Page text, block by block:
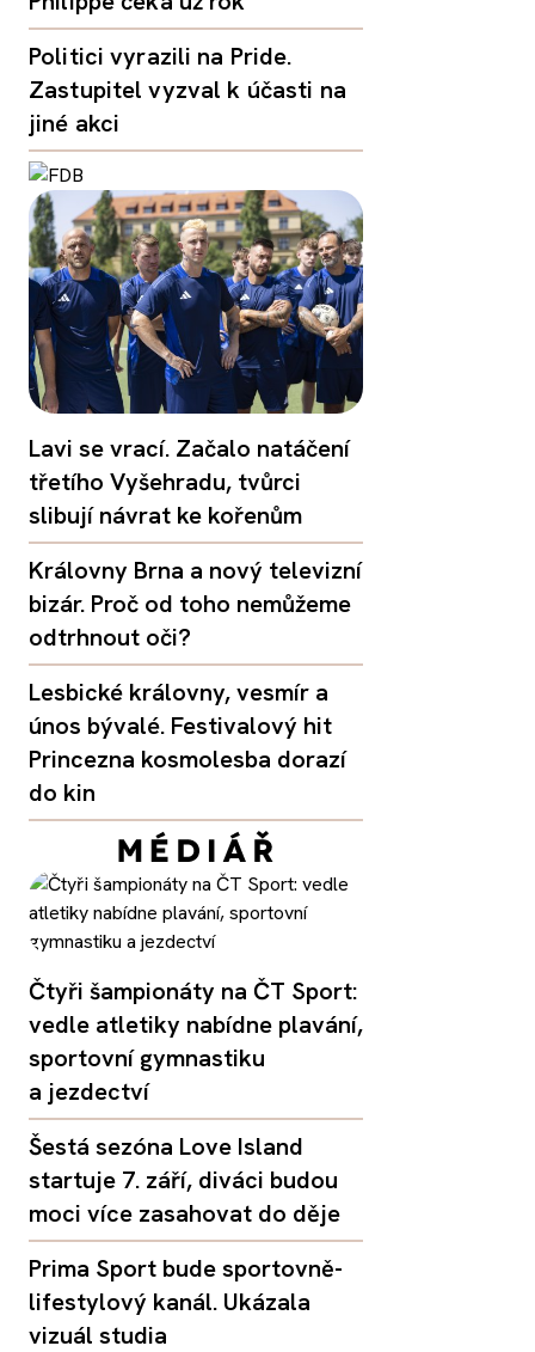
Politici vyrazili na Pride.
Zastupitel vyzval k účasti na
jiné akci
Lavi se vrací. Začalo natáčení
třetího Vyšehradu, tvůrci
slibují návrat ke kořenům
Královny Brna a nový televizní
bizár. Proč od toho nemůžeme
odtrhnout oči?
Lesbické královny, vesmír a
únos bývalé. Festivalový hit
Princezna kosmolesba dorazí
do kin
Čtyři šampionáty na ČT Sport:
vedle atletiky nabídne plavání,
sportovní gymnastiku
a jezdectví
Šestá sezóna Love Island
startuje 7. září, diváci budou
moci více zasahovat do děje
Prima Sport bude sportovně-
lifestylový kanál. Ukázala
vizuál studia